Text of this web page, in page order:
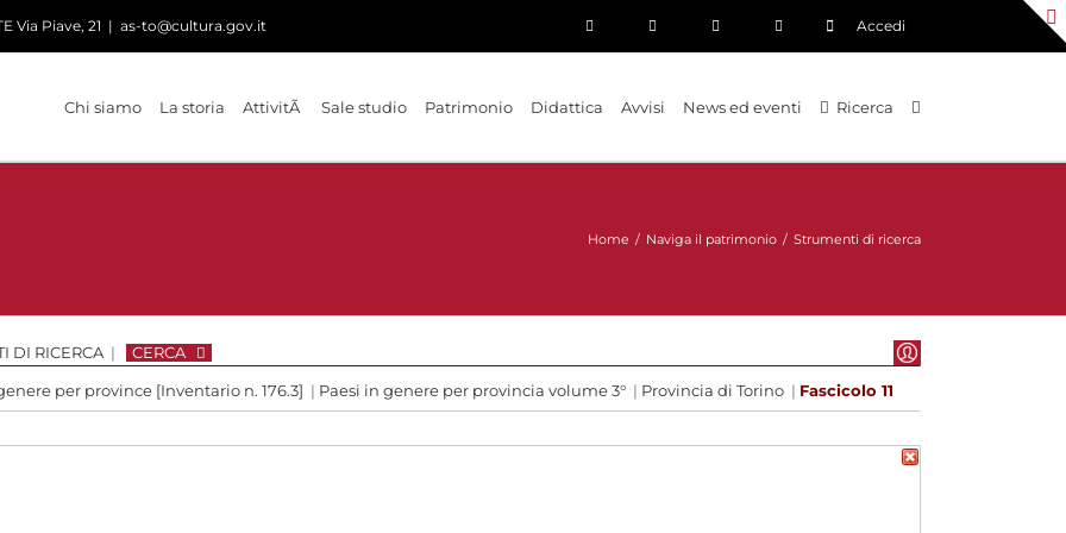
Via Piave, 21 | as-to@cultura.gov.it Accedi
Chi siamo La storia AttivitÃ Sale studio Patrimonio Didattica Avvisi News ed eventi Ricerca
Home / Naviga il patrimonio / Strumenti di ricerca
DI RICERCA | CERCA
per province [Inventario n. 176.3] | Paesi in genere per provincia volume 3° | Provincia di Torino | Fascicolo 11